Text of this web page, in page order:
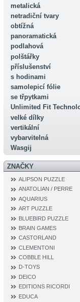
metalická
netradiční tvary
obtížná
panoramatická
podlahová
polštářky
příslušenství
s hodinami
samolepicí fólie
se třpytkami
Unlimited Fit
velké dílky
vertikální
vybarvitelná
Wasgij
ZNAČKY
ALIPSON PUZZLE
ANATOLIAN / PERRE
AQUARIUS
ART PUZZLE
BLUEBIRD PUZZLE
BRAIN GAMES
CASTORLAND
CLEMENTONI
COBBLE HILL
D‐TOYS
DEICO
EDITIONS RICORDI
EDUCA